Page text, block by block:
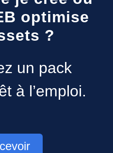
optimise
?
un pack
à l’emploi.